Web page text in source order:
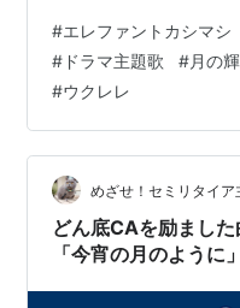
もが歌う可愛いバージョ
はGのキーではじめに作
にしてとリクエストが
はGのバージョンです♪
ランキング参加中ウク
#エレファントカシマシ
# ドラマ主題歌 #月の
#ウクレレ
めざせ！セミリタイ
どん底CAを励まし
「今宵の月のように」